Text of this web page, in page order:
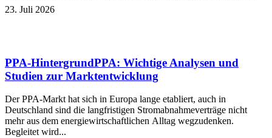
23. Juli 2026
PPA-HintergrundPPA: Wichtige Analysen und
Studien zur Marktentwicklung
Der PPA-Markt hat sich in Europa lange etabliert, auch in
Deutschland sind die langfristigen Stromabnahmeverträge nicht
mehr aus dem energiewirtschaftlichen Alltag wegzudenken.
Begleitet wird...